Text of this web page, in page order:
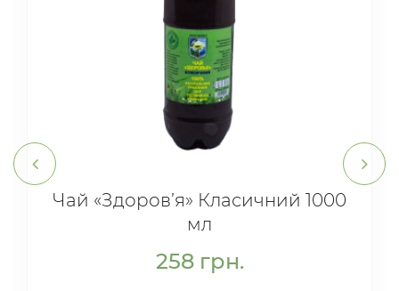
Чай «Здоров’я» Класичний 1000
мл
258грн.